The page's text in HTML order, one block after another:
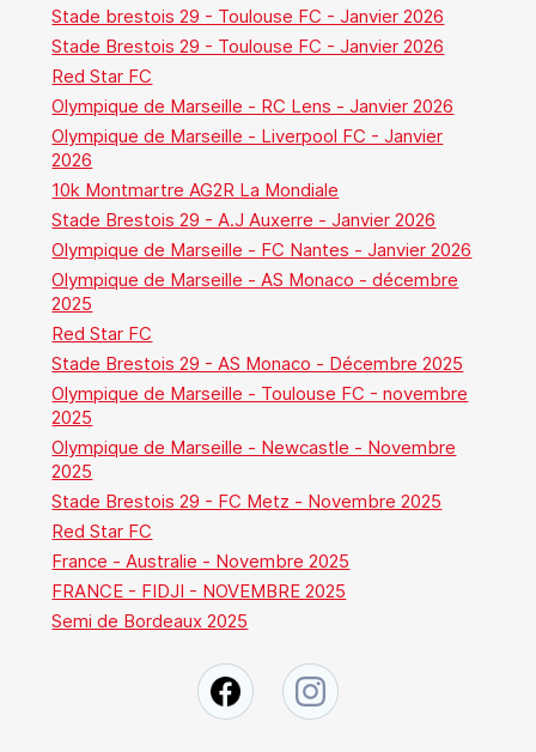
Stade brestois 29 - Toulouse FC - Janvier 2026
Stade Brestois 29 - Toulouse FC - Janvier 2026
Red Star FC
Olympique de Marseille - RC Lens - Janvier 2026
Olympique de Marseille - Liverpool FC - Janvier
2026
10k Montmartre AG2R La Mondiale
Stade Brestois 29 - A.J Auxerre - Janvier 2026
Olympique de Marseille - FC Nantes - Janvier 2026
Olympique de Marseille - AS Monaco - décembre
2025
Red Star FC
Stade Brestois 29 - AS Monaco - Décembre 2025
Olympique de Marseille - Toulouse FC - novembre
2025
Olympique de Marseille - Newcastle - Novembre
2025
Stade Brestois 29 - FC Metz - Novembre 2025
Red Star FC
France - Australie - Novembre 2025
FRANCE - FIDJI - NOVEMBRE 2025
Semi de Bordeaux 2025